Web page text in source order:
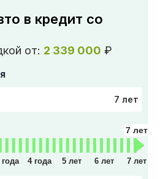
в кредит со
от: 2 339 000 ₽
7 лет
7 лет
года 4 года 5 лет 6 лет 7 лет